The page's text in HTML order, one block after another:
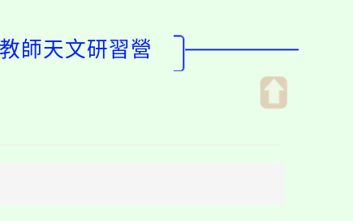
師天文研習營